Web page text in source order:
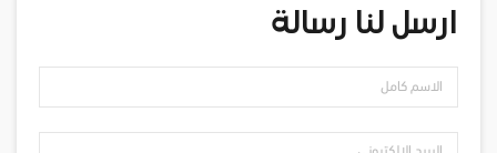
ارسل لنا رسالة